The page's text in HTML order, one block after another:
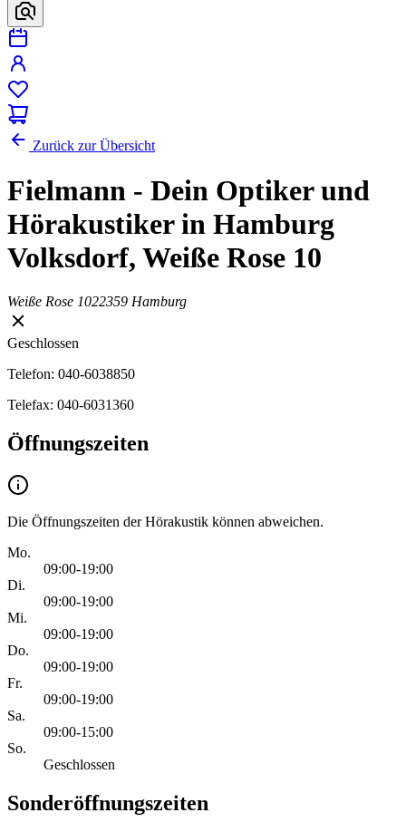
Zurück zur Übersicht
Fielmann - Dein Optiker und
Hörakustiker in Hamburg
Volksdorf, Weiße Rose 10
Weiße Rose 1022359 Hamburg
Geschlossen
Telefon: 040-6038850
Telefax: 040-6031360
Öffnungszeiten
Die Öffnungszeiten der Hörakustik können abweichen.
Mo.
09:00-19:00
Di.
09:00-19:00
Mi.
09:00-19:00
Do.
09:00-19:00
Fr.
09:00-19:00
Sa.
09:00-15:00
So.
Geschlossen
Sonderöffnungszeiten